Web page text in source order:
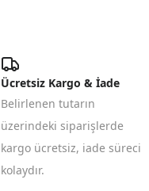
Ücretsiz Kargo & İade
Belirlenen tutarın
üzerindeki siparişlerde
kargo ücretsiz, iade süreci
kolaydır.